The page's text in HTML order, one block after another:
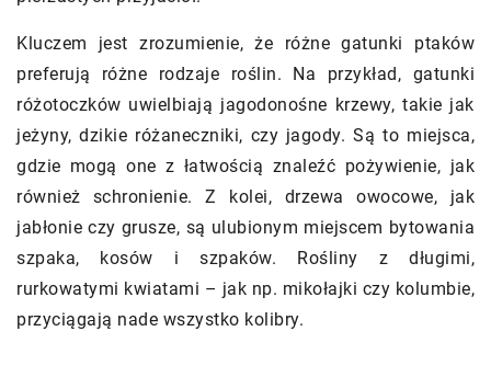
Kluczem jest zrozumienie, że różne gatunki ptaków
preferują różne rodzaje roślin. Na przykład, gatunki
różotoczków uwielbiają jagodonośne krzewy, takie jak
jeżyny, dzikie różaneczniki, czy jagody. Są to miejsca,
gdzie mogą one z łatwością znaleźć pożywienie, jak
również schronienie. Z kolei, drzewa owocowe, jak
jabłonie czy grusze, są ulubionym miejscem bytowania
szpaka, kosów i szpaków. Rośliny z długimi,
rurkowatymi kwiatami – jak np. mikołajki czy kolumbie,
przyciągają nade wszystko kolibry.